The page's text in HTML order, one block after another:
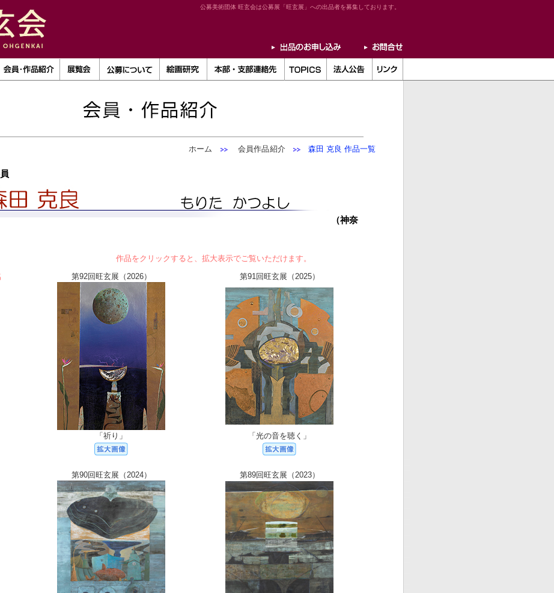
公募美術団体 旺玄会は公募展「旺玄展」への出品者を募集しております。
ホーム 会員作品紹介 森田 克良 作品一覧
（神奈
作品をクリックすると、拡大表示でご覧いただけます。
第92回旺玄展（2026） 第91回旺玄展（2025）
「祈り」 「光の音を聴く」
第90回旺玄展（2024） 第89回旺玄展（2023）